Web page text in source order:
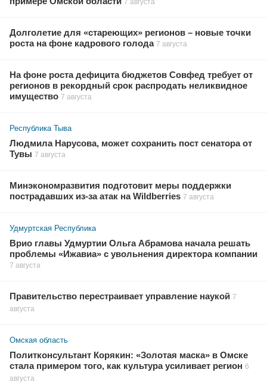
Долголетие для «стареющих» регионов – новые точки
роста на фоне кадрового голода 7 августа
На фоне роста дефицита бюджетов Совфед требует от
регионов в рекордный срок распродать неликвидное
имущество 7 августа
Республика Тыва
Людмила Нарусова, может сохранить пост сенатора от
Тувы 7 августа
Минэкономразвития подготовит меры поддержки
пострадавших из-за атак на Wildberries 7 августа
Удмуртская Республика
Врио главы Удмуртии Ольга Абрамова начала решать
проблемы «Ижавиа» с увольнения директора компании
7 августа
Правительство перестраивает управление наукой 7
августа
Омская область
Политконсультант Корякин: «Золотая маска» в Омске
стала примером того, как культура усиливает регион 6
августа